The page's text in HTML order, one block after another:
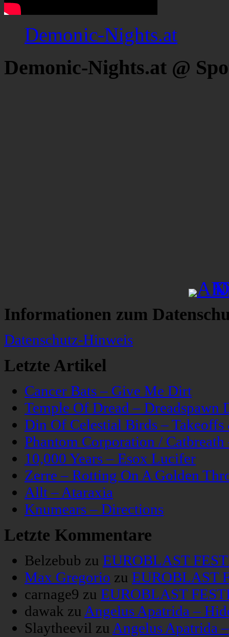
Demonic-Nights.at
Demonic-Nights.at @
Informationen zum
Datenschutz-Hinweis
Letzte Artikel
Cancer Bats – Give Me Dirt
Temple Of Dread – Dreadspawn
Din Of Celestial Birds –
Phantom Corporation /
10,000 Years – Esox Lucifer
Zerre – Rotting On A Golden
Allt – Ataraxia
Knumears – Directions
Letzte Kommentare
Belzebub zu EUROBLAST
Max Gregorio zu EUROBLAST
carnage9 zu EUROBLAST
dawak zu Angelus Apatrida –
Slaytheevil zu Angelus Apatrida